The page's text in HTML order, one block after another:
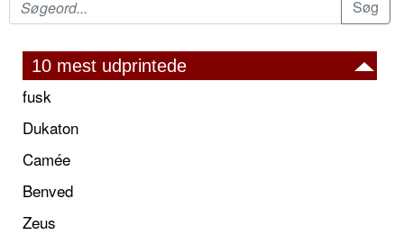
10 mest udprintede
fusk
Dukaton
Camée
Benved
Zeus